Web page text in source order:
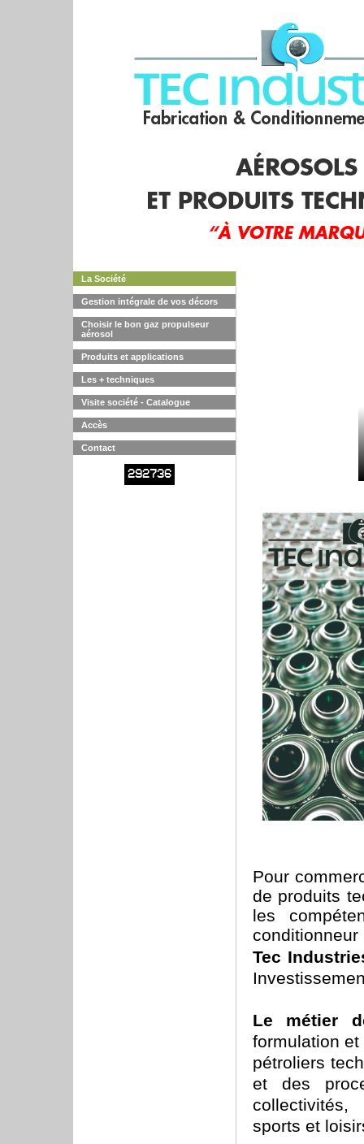
La Société
Gestion intégrale de vos décors
Choisir le bon gaz propulseur
aérosol
Produits et applications
Les + techniques
Visite société - Catalogue
Accès
Contact
292736
Pour
de produits
les
conditionneur
Tec
Le métier
formulation
pétroliers
et des
collectivités,
sports et